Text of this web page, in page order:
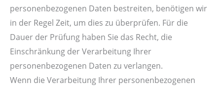
personenbezogenen Daten bestreiten, benötigen wir
in der Regel Zeit, um dies zu überprüfen. Für die
Dauer der Prüfung haben Sie das Recht, die
Einschränkung der Verarbeitung Ihrer
personenbezogenen Daten zu verlangen.
Wenn die Verarbeitung Ihrer personenbezogenen